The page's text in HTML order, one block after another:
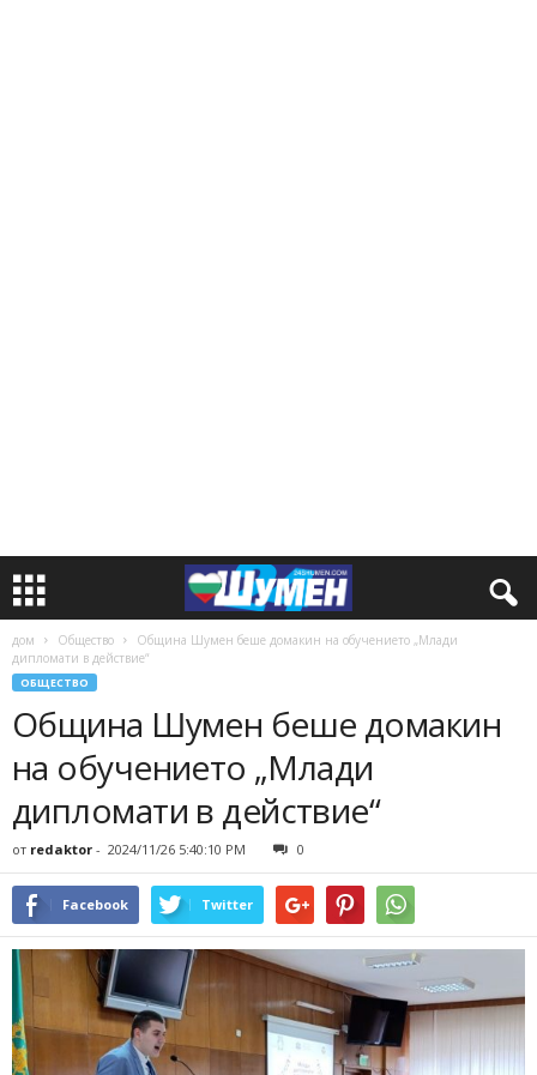
дом Общество
Община Шумен беше домакин на обучението „Млади
дипломати в действие“
ОБЩЕСТВО
Община Шумен беше домакин
на обучението „Млади
дипломати в действие“
от redaktor - 2024/11/26 5:40:10 PM 0
Facebook Twitter